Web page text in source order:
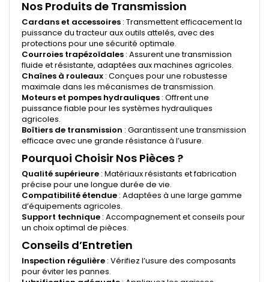
Nos Produits de Transmission
Cardans et accessoires : Transmettent efficacement la
puissance du tracteur aux outils attelés, avec des
protections pour une sécurité optimale.
Courroies trapézoïdales : Assurent une transmission
fluide et résistante, adaptées aux machines agricoles.
Chaînes à rouleaux : Conçues pour une robustesse
maximale dans les mécanismes de transmission.
Moteurs et pompes hydrauliques : Offrent une
puissance fiable pour les systèmes hydrauliques
agricoles.
Boîtiers de transmission : Garantissent une transmission
efficace avec une grande résistance à l’usure.
Pourquoi Choisir Nos Pièces ?
Qualité supérieure : Matériaux résistants et fabrication
précise pour une longue durée de vie.
Compatibilité étendue : Adaptées à une large gamme
d’équipements agricoles.
Support technique : Accompagnement et conseils pour
un choix optimal de pièces.
Conseils d’Entretien
Inspection régulière : Vérifiez l’usure des composants
pour éviter les pannes.